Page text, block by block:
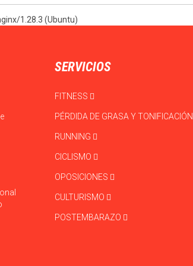
1.28.3 (Ubuntu)
SERVICIOS
FITNESS
PÉRDIDA DE GRASA Y TONIFICACIÓN
RUNNING
CICLISMO
OPOSICIONES
CULTURISMO
POSTEMBARAZO